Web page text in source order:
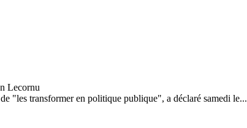
"les transformer en politique publique", a déclaré samedi le...